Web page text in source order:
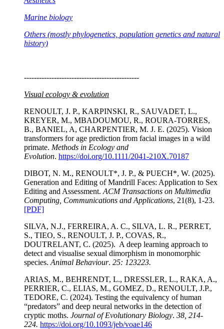
Marine biology
Others (mostly phylogenetics, population genetics and natural
history)
----------------------------------------------
Visual ecology & evolution
RENOULT, J. P., KARPINSKI, R., SAUVADET, L.,
KREYER, M., MBADOUMOU, R., ROURA-TORRES,
B., BANIEL, A, CHARPENTIER, M. J. E. (2025). Vision
transformers for age prediction from facial images in a wild
primate. Methods in Ecology and
Evolution. https://doi.org/10.1111/2041-210X.70187
DIBOT, N. M., RENOULT*, J. P., & PUECH*, W. (2025).
Generation and Editing of Mandrill Faces: Application to Sex
Editing and Assessment. ACM Transactions on Multimedia
Computing, Communications and Applications, 21(8), 1-23.
[PDF]
SILVA, N.J., FERREIRA, A. C., SILVA, L. R., PERRET,
S., TIEO, S., RENOULT, J. P., COVAS, R.,
DOUTRELANT, C. (2025). A deep learning approach to
detect and visualise sexual dimorphism in monomorphic
species. Animal Behaviour. 25: 123223.
ARIAS, M., BEHRENDT, L., DRESSLER, L., RAKA, A.,
PERRIER, C., ELIAS, M., GOMEZ, D., RENOULT, J.P.,
TEDORE, C. (2024). Testing the equivalency of human
“predators” and deep neural networks in the detection of
cryptic moths. Journal of Evolutionary Biology. 38, 214-
224. https://doi.org/10.1093/jeb/voae146